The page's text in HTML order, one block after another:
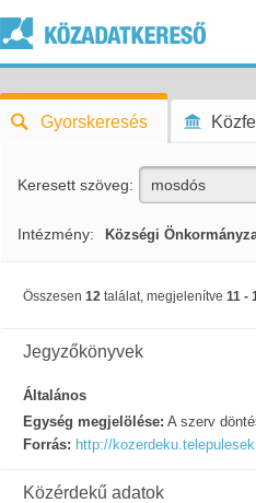
Gyorskeresés
Keresett szöveg:
Intézmény: Községi
Összesen 12 találat, megjelenítve 11 -
Jegyzőkönyvek
Általános
Egység megjelölése: A szerv
Forrás: http://
Közérdekű adatok